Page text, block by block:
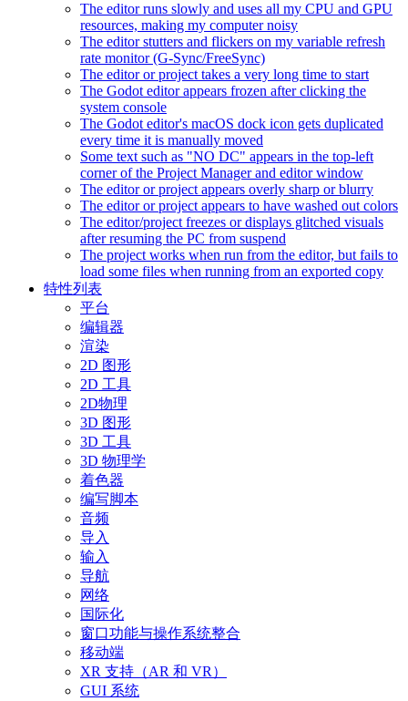
The editor runs slowly and uses all my CPU and GPU
resources, making my computer noisy
The editor stutters and flickers on my variable refresh
rate monitor (G-Sync/FreeSync)
The editor or project takes a very long time to start
The Godot editor appears frozen after clicking the
system console
The Godot editor's macOS dock icon gets duplicated
every time it is manually moved
Some text such as "NO DC" appears in the top-left
corner of the Project Manager and editor window
The editor or project appears overly sharp or blurry
The editor or project appears to have washed out colors
The editor/project freezes or displays glitched visuals
after resuming the PC from suspend
The project works when run from the editor, but fails to
load some files when running from an exported copy
特性列表
平台
编辑器
渲染
2D 图形
2D 工具
2D物理
3D 图形
3D 工具
3D 物理学
着色器
编写脚本
音频
导入
输入
导航
网络
国际化
窗口功能与操作系统整合
移动端
XR 支持（AR 和 VR）
GUI 系统